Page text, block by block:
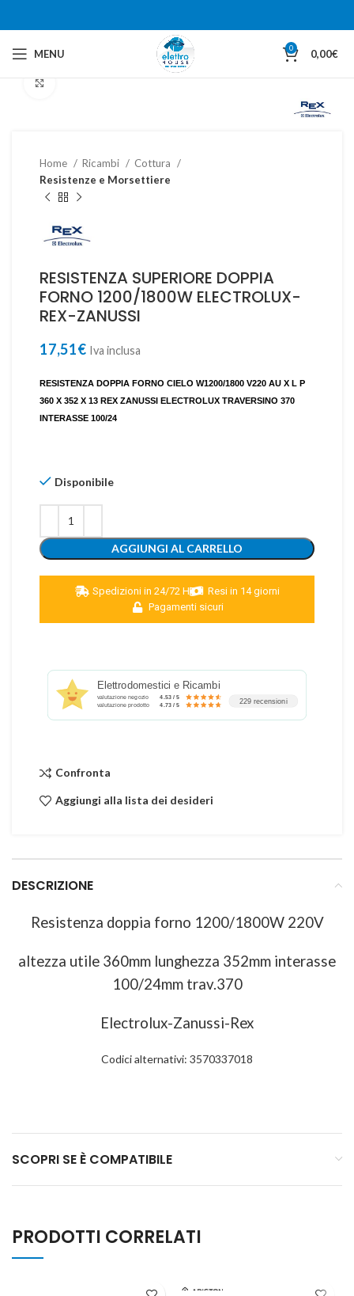
MENU 0 0,00€
Home Ricambi
Cottura
Resistenze e Morsettiere
RESISTENZA SUPERIORE DOPPIA
FORNO 1200/1800W ELECTROLUX-
REX-ZANUSSI
17,51€ Iva inclusa
RESISTENZA DOPPIA FORNO CIELO W1200/1800 V220 AU X L P
360 X 352 X 13 REX ZANUSSI ELECTROLUX TRAVERSINO 370
INTERASSE 100/24
Disponibile
AGGIUNGI AL CARRELLO
Spedizioni in 24/72 H
Resi in 14 giorni
Pagamenti sicuri
Elettrodomestici e Ricambi
valutazione negozio 4.53 / 5
valutazione prodotto 4.73 / 5 229 recensioni
Confronta
Aggiungi alla lista dei desideri
DESCRIZIONE
Resistenza doppia forno 1200/1800W 220V
altezza utile 360mm lunghezza 352mm interasse
100/24mm trav.370
Electrolux-Zanussi-Rex
Codici alternativi: 3570337018
SCOPRI SE È COMPATIBILE
PRODOTTI CORRELATI